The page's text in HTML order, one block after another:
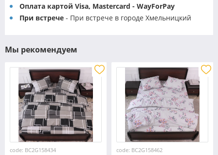
Оплата картой Visa, Mastercard - WayForPay
При встрече - При встрече в городе Хмельницкий
Мы рекомендуем
code: BC2G158434 code: BC2G158462